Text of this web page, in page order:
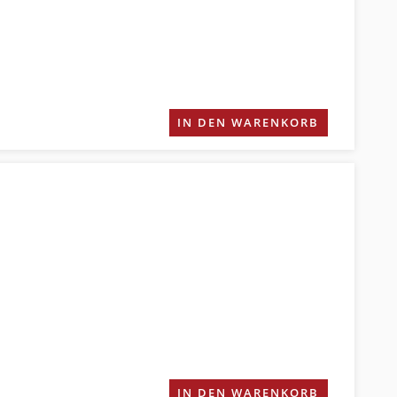
IN DEN WARENKORB
IN DEN WARENKORB